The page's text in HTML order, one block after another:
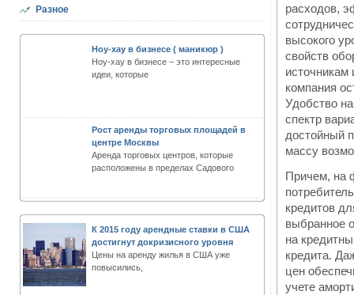
Разное
Ноу-хау в бизнесе ( маникюр )
Ноу-хау в бизнесе – это интересные
идеи, которые
Рост аренды торговых площадей в
центре Москвы
Аренда торговых центров, которые
расположены в пределах Садового
К 2015 году арендные ставки в США
достигнут докризисного уровня
Цены на аренду жилья в США уже
повысились,
расходов,
высокого
свойств
компания
Удобство
спектр
достойный
массу
Причем, на
кредитов
выбранное
на
кредита.
цен
учете